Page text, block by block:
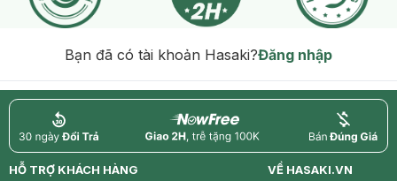
Bạn đã có tài khoản Hasaki?Đăng nhập
return nowfree price
HỖ TRỢ KHÁCH HÀNG
VỀ HASAKI.VN